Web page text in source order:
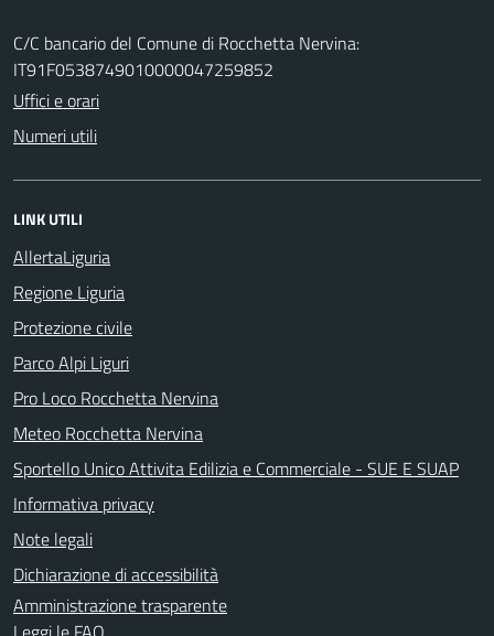
C/C bancario del Comune di Rocchetta Nervina:
IT91F0538749010000047259852
Uffici e orari
Numeri utili
LINK UTILI
AllertaLiguria
Regione Liguria
Protezione civile
Parco Alpi Liguri
Pro Loco Rocchetta Nervina
Meteo Rocchetta Nervina
Sportello Unico Attivita Edilizia e Commerciale - SUE E SUAP
Informativa privacy
Note legali
Dichiarazione di accessibilità
Amministrazione trasparente